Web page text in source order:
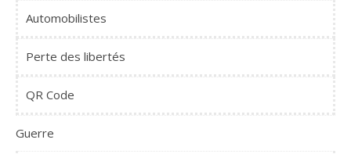
Automobilistes
Perte des libertés
QR Code
Guerre